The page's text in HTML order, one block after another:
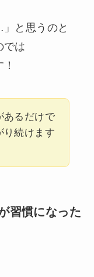
と思うのと
では
あるだけで
り続けます
習慣になった